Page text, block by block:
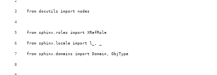
from docutils import nodes
from sphinx.roles import XRefRole
from sphinx.locale import l_, _
from sphinx.domains import Domain, ObjType